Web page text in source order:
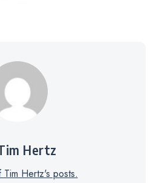
Hertz
Hertz's posts.